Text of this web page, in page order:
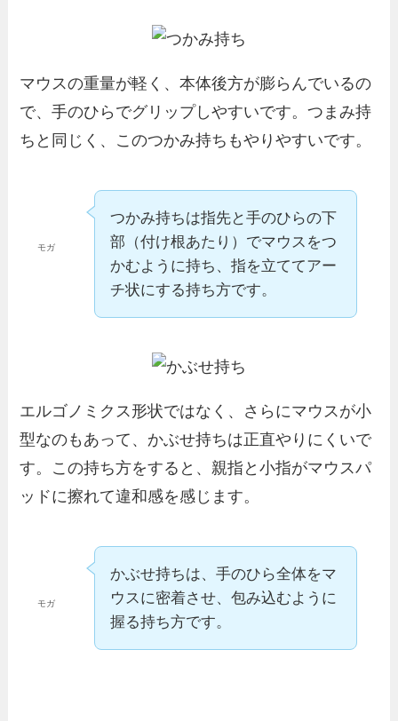
マウスの重量が軽く、本体後方が膨らんでいるの
で、手のひらでグリップしやすいです。つまみ持
ちと同じく、このつかみ持ちもやりやすいです。
モガ
つかみ持ちは指先と手のひらの下
部（付け根あたり）でマウスをつ
かむように持ち、指を立ててアー
チ状にする持ち方です。
エルゴノミクス形状ではなく、さらにマウスが小
型なのもあって、かぶせ持ちは正直やりにくいで
す。この持ち方をすると、親指と小指がマウスパ
ッドに擦れて違和感を感じます。
モガ
かぶせ持ちは、手のひら全体をマ
ウスに密着させ、包み込むように
握る持ち方です。